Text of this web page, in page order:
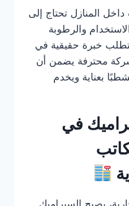
المنازل تحتاج إلى
والرطوبة
خبرة حقيقية في
شركة محترفة يضمن أن
بعناية ويخدم
في